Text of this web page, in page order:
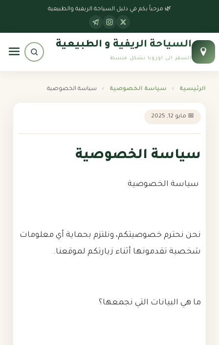
🌿 مرحباً بكم في دليل السياحة الريفية والطبيعية
السياحة الريفية و الطبيعية
السفر الى اوروبا بشكل مبسط
جداول سياحية
بوابة النمسا
بوابة سويسرا
بوابة إيطاليا
الرئيسية › سياسة الخصوصية › سياسة الخصوصية
📅 مايو 12, 2025
سياسة الخصوصية
سياسة الخصوصية
نحن نحترم خصوصيتكم، ونلتزم بحماية أي معلومات
شخصية تقدمونها أثناء زيارتكم لموقعنا.
ما هي البيانات التي نجمعها؟